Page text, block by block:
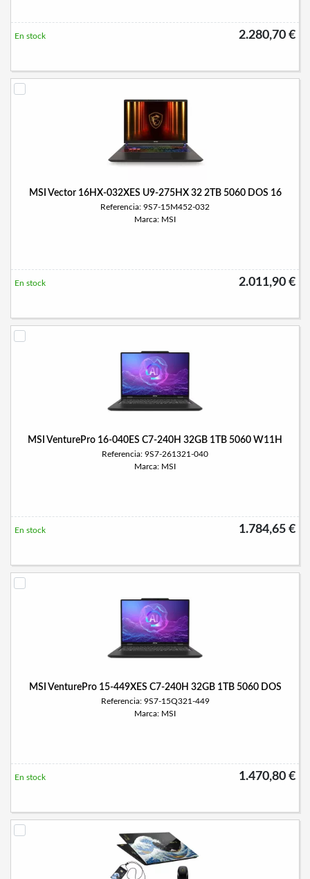
2.280,70 €
En stock
MSI Vector 16HX-032XES U9-275HX 32 2TB 5060 DOS 16
Referencia: 9S7-15M452-032
Marca: MSI
2.011,90 €
En stock
MSI VenturePro 16-040ES C7-240H 32GB 1TB 5060 W11H
Referencia: 9S7-261321-040
Marca: MSI
1.784,65 €
En stock
MSI VenturePro 15-449XES C7-240H 32GB 1TB 5060 DOS
Referencia: 9S7-15Q321-449
Marca: MSI
1.470,80 €
En stock